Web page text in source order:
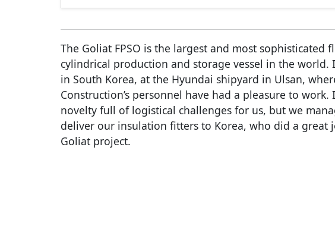
The Goliat FPSO is the largest and most sophisticated
cylindrical production and storage vessel in the world.
in South Korea, at the Hyundai shipyard in Ulsan,
Construction’s personnel have had a pleasure to work.
novelty full of logistical challenges for us, but we
deliver our insulation fitters to Korea, who did a great
Goliat project.